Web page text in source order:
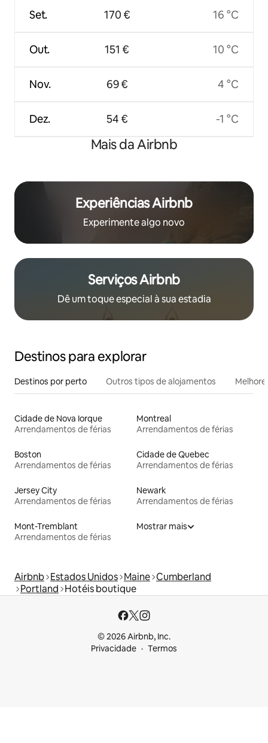
Set.
Out.
Nov.
Dez.
170 €
151 €
69 €
54 €
16 °C
10 °C
4 °C
-1 °C
Mais da Airbnb
Experiências Airbnb
Experimente algo novo
Serviços Airbnb
Dê um toque especial à sua estadia
Destinos para explorar
Destinos por perto Outros tipos de alojamentos
Cidade de Nova Iorque
Arrendamentos de férias
Montreal
Arrendamentos de férias
Boston
Arrendamentos de férias
Cidade de Quebec
Arrendamentos de férias
Jersey City
Arrendamentos de férias
Newark
Arrendamentos de férias
Mont-Tremblant
Arrendamentos de férias
Mostrar mais
Airbnb Estados Unidos Maine Cumberland
Portland Hotéis boutique
© 2026 Airbnb, Inc.
Privacidade
Termos